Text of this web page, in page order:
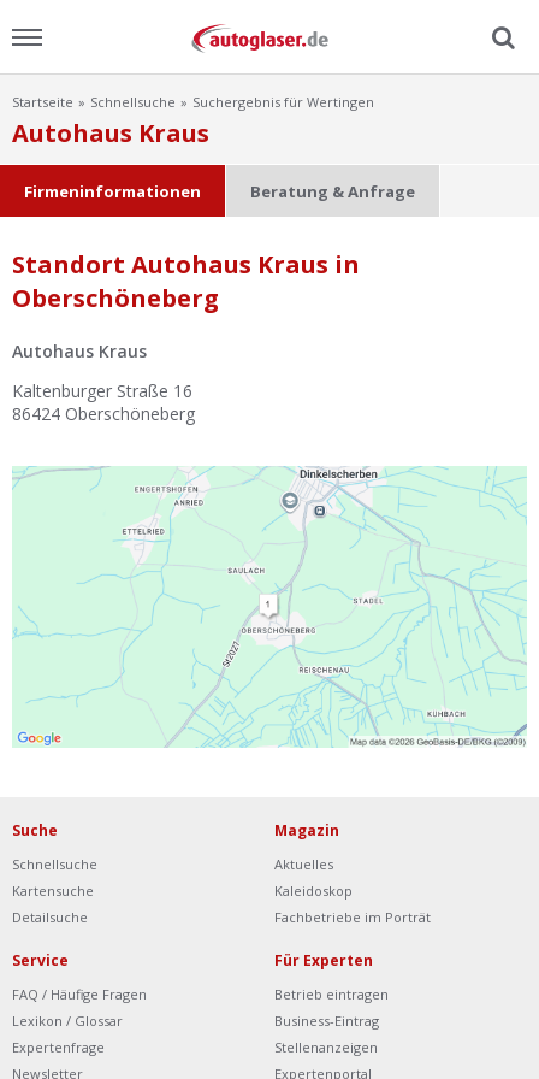
Menu
Home
Ratgeber
Scheibensuche
FAQ
Lexikon
Ist Ihre Werkstatt schon dabei?
Kostenlos eintragen
Werkstatt Login
Startseite Schnellsuche Suchergebnis für Wertingen
Autohaus Kraus
Firmeninformationen Beratung & Anfrage
Standort Autohaus Kraus in
Oberschöneberg
Autohaus Kraus
Kaltenburger Straße 16
86424 Oberschöneberg
Suche
Schnellsuche
Kartensuche
Detailsuche
Magazin
Aktuelles
Kaleidoskop
Fachbetriebe im Porträt
Service
FAQ / Häufige Fragen
Lexikon / Glossar
Expertenfrage
Newsletter
Für Experten
Betrieb eintragen
Business-Eintrag
Stellenanzeigen
Expertenportal